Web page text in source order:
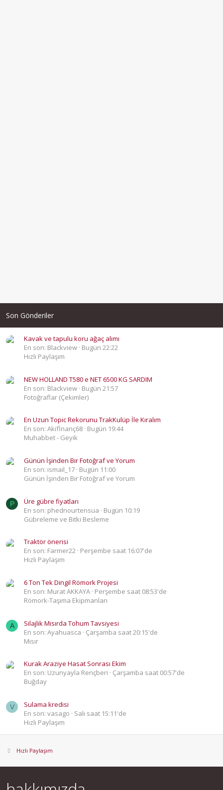
Son Gönderiler
Kavak ve tapulu koru ağaç alımı
En son: Blackview Bugün 22:22
Hızlı Paylaşım
NEW HOLLAND T580 e NET 6500 KG SARDIM
En son: Blackview Bugün 21:57
Fotoğraflar (Çekimler)
En Uzun Topic Rekorunu TrakKulüp İle Kıralım
En son: Akifİnanç68 Bugün 19:44
Muhabbet - Geyik
Günün İşinden Bir Fotoğraf ve Yorum
En son: ismail_17 Bugün 11:00
Günün İşinden Bir Fotoğraf ve Yorum
P
Üre gübre fiyatları
En son: phednourtensua
Bugün 10:19
Gübreleme ve Bitki Besleme
Traktör önerisi
En son: Farmer22 Perşembe saat 16:07'de
Hızlı Paylaşım
6 Ton Tek Dingil Römork Projesi
En son: Murat AKKAYA Perşembe saat 08:53'de
Römork-Taşıma Ekipmanları
A
Silajlık Mısırda Tohum Tavsiyesi
En son: Ayahuasca
Çarşamba saat 20:15'de
Mısır
Kurak Araziye Hasat Sonrası Ekim
En son: Uzunyayla Rençberi
Çarşamba saat 00:57'de
Buğday
V
Sulama kredisi
En son: vasago
Salı saat 15:11'de
Hızlı Paylaşım
Hızlı Paylaşım